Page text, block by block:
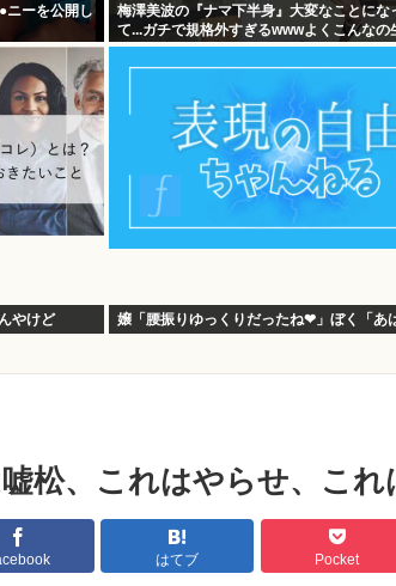
ニーを公開し
梅澤美波の『ナマ下半身』大変なことにな
て...ガチで規格外すぎるwwwよくこんなの
たよなwww
やけど 嬢「腰振りゆっくりだったね❤」ぼく「あ
松、これはやらせ、こ
はてブ Pocket